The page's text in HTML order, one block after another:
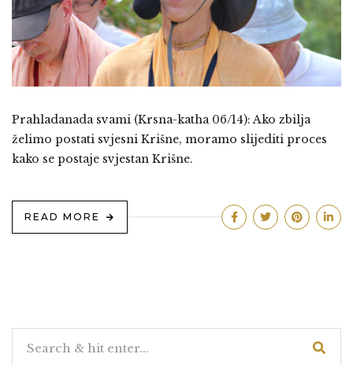
Prahladanada svami (Krsna-katha 06/14): Ako zbilja
želimo postati svjesni Krišne, moramo slijediti proces
kako se postaje svjestan Krišne.
READ MORE